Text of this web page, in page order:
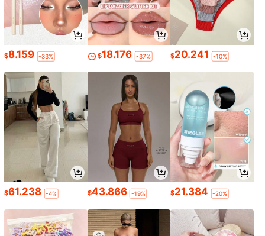
$8.159 -33% $18.176 -37% $20.241 -10%
$61.238 -4% $43.866 -19% $21.384 -20%